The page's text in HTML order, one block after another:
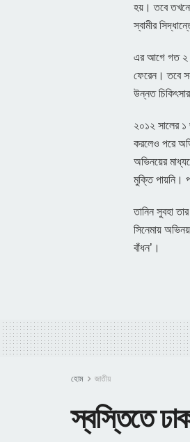
হয়। তবে তখনো
স্বামীর
এর আগে গত ২
ফেরেন। তবে
উন্নত
২০১২ সালের ১
করলেও পরে
অভিনয়ের
মুক্তি পায়নি।
তানিন সুবহা
সিনেমায়
বাঁধন’।
হোম জাতীয়
স্বস্তিতে